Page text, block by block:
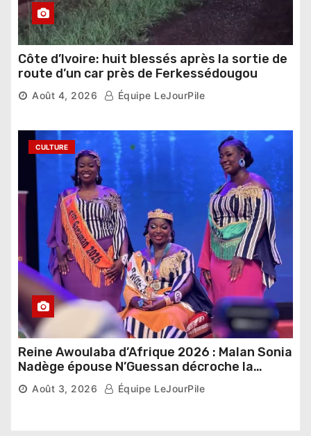
Côte d’Ivoire: huit blessés après la sortie de
route d’un car près de Ferkessédougou
Août 4, 2026 Équipe LeJourPile
CULTURE
Reine Awoulaba d’Afrique 2026 : Malan Sonia
Nadège épouse N’Guessan décroche la
couronne
Août 3, 2026 Équipe LeJourPile